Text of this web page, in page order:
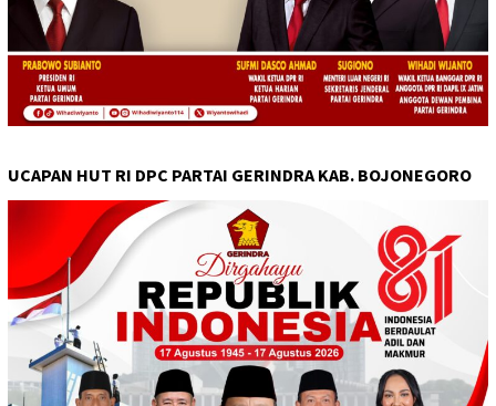
UCAPAN HUT RI DPC PARTAI GERINDRA KAB. BOJONEGORO